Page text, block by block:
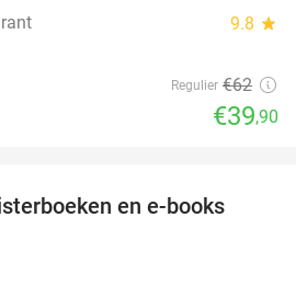
9.8 star
Regulier €62
€39,90
en e-books